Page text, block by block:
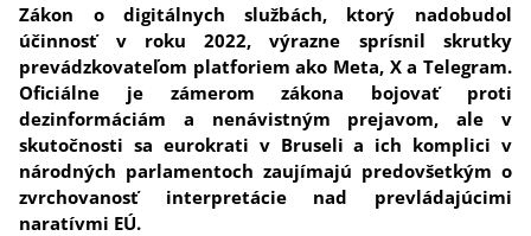
Zákon o digitálnych službách, ktorý nadobudol
účinnosť v roku 2022, výrazne sprísnil skrutky
prevádzkovateľom platforiem ako Meta, X a Telegram.
Oficiálne je zámerom zákona bojovať proti
dezinformáciám a nenávistným prejavom, ale v
skutočnosti sa eurokrati v Bruseli a ich komplici v
národných parlamentoch zaujímajú predovšetkým o
zvrchovanosť interpretácie nad prevládajúcimi
naratívmi EÚ.